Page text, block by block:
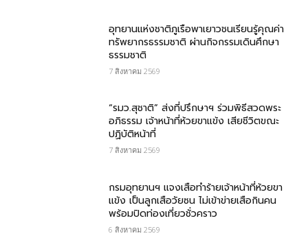
อุทยานแห่งชาติภูเรือพาเยาวชนเรียนรู้คุณค่า
ทรัพยากรธรรมชาติ ผ่านกิจกรรมเดินศึกษา
ธรรมชาติ
7 สิงหาคม 2569
“รมว.สุชาติ” ส่งที่ปรึกษาฯ ร่วมพิธีสวดพระ
อภิธรรม เจ้าหน้าที่ห้วยขาแข้ง เสียชีวิตขณะ
ปฏิบัติหน้าที่
7 สิงหาคม 2569
กรม​อุทยานฯ แจงเสือทำร้ายเจ้าหน้าที่ห้วยขา
แข้ง เป็นลูกเสือวัยซน ไม่เข้าข่ายเสือกินคน
พร้อมปิดท่องเที่ยวชั่วคราว
6 สิงหาคม 2569